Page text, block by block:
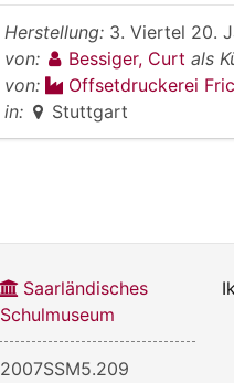
Herstellung: 3. Viertel 20.
von:
Bessiger, Curt als
von:
Offsetdruckerei
in:
Stuttgart
Saarländisches
Schulmuseum
2007SSM5.209